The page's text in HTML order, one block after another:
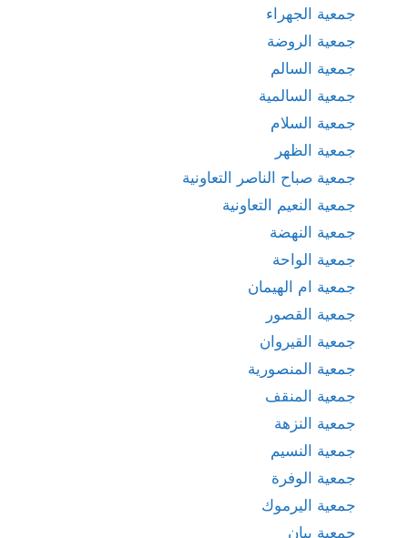
جمعية الجهراء
جمعية الروضة
جمعية السالم
جمعية السالمية
جمعية السلام
جمعية الظهر
جمعية صباح الناصر التعاونية
جمعية النعيم التعاونية
جمعية النهضة
جمعية الواحة
جمعية ام الهيمان
جمعية القصور
جمعية القيروان
جمعية المنصورية
جمعية المنقف
جمعية النزهة
جمعية النسيم
جمعية الوفرة
جمعية اليرموك
جمعية بيان